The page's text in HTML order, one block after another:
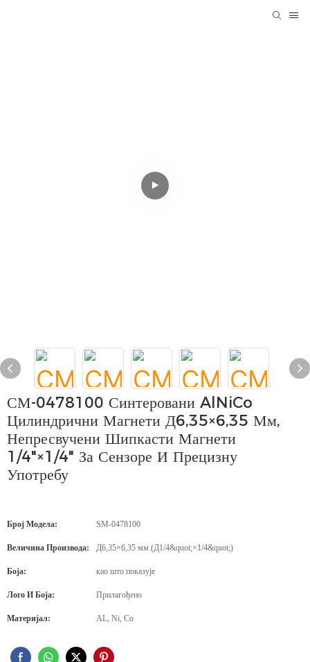
СМ-0478100 Синтеровани AlNiCo
Цилиндрични Магнети Д6,35×6,35 Мм,
Непресвучени Шипкасти Магнети
1/4"×1/4" За Сензоре И Прецизну
Употребу
Број Модела: SM-0478100
Величина Производа: Д6,35×6,35 мм (Д1/4&quot;×1/4&quot;)
Боја: као што показује
Лого И Боја: Прилагођено
Материјал: AL, Ni, Co